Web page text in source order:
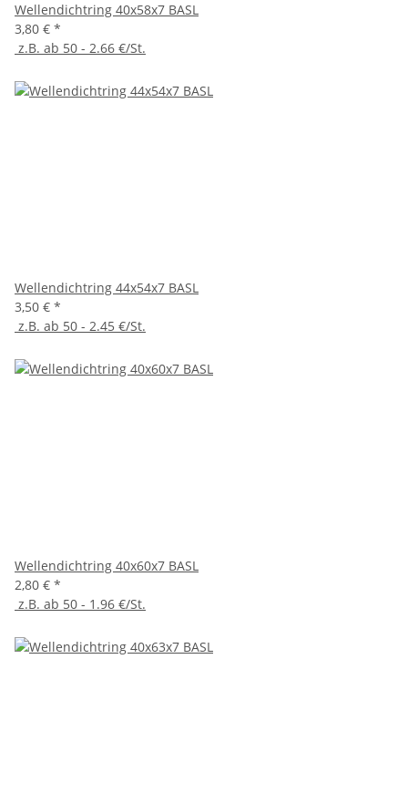
Wellendichtring 40x58x7 BASL
3,80 € *
z.B. ab 50 - 2.66 €/St.
Wellendichtring 44x54x7 BASL
3,50 € *
z.B. ab 50 - 2.45 €/St.
Wellendichtring 40x60x7 BASL
2,80 € *
z.B. ab 50 - 1.96 €/St.